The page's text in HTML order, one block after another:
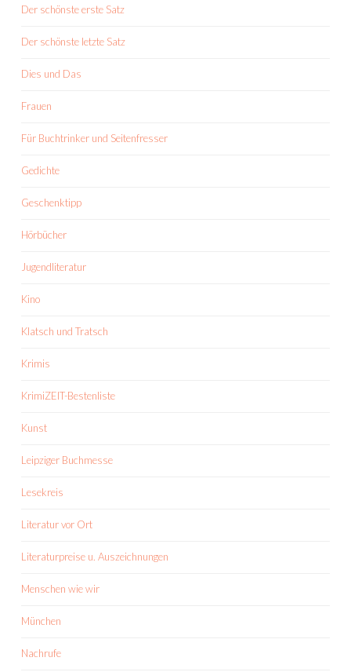
Der schönste erste Satz
Der schönste letzte Satz
Dies und Das
Frauen
Für Buchtrinker und Seitenfresser
Gedichte
Geschenktipp
Hörbücher
Jugendliteratur
Kino
Klatsch und Tratsch
Krimis
KrimiZEIT-Bestenliste
Kunst
Leipziger Buchmesse
Lesekreis
Literatur vor Ort
Literaturpreise u. Auszeichnungen
Menschen wie wir
München
Nachrufe